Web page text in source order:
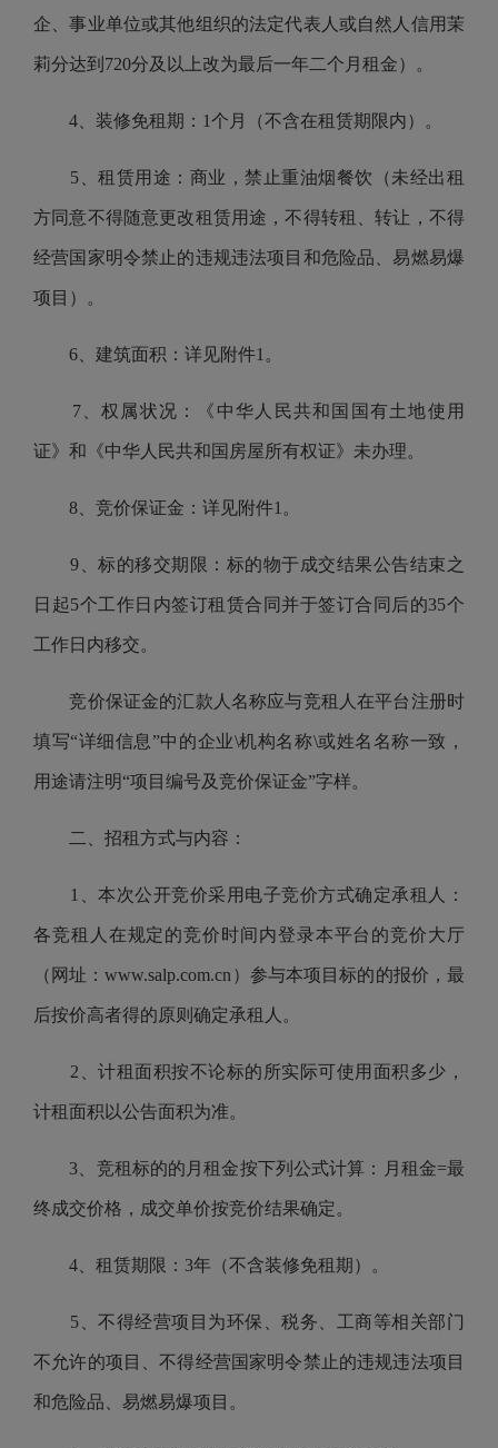
企、事业单位或其他组织的法定代表人或自然人信用茉
莉分达到720分及以上改为最后一年二个月租金）。
4、装修免租期：1个月（不含在租赁期限内）。
5、租赁用途：商业，禁止重油烟餐饮（未经出租
方同意不得随意更改租赁用途，不得转租、转让，不得
经营国家明令禁止的违规违法项目和危险品、易燃易爆
项目）。
6、建筑面积：详见附件1。
7、权属状况：《中华人民共和国国有土地使用
证》和《中华人民共和国房屋所有权证》未办理。
8、竞价保证金：详见附件1。
9、标的移交期限：标的物于成交结果公告结束之
日起5个工作日内签订租赁合同并于签订合同后的35个
工作日内移交。
竞价保证金的汇款人名称应与竞租人在平台注册时
填写“详细信息”中的企业\机构名称\或姓名名称一致，
用途请注明“项目编号及竞价保证金”字样。
二、招租方式与内容：
1、本次公开竞价采用电子竞价方式确定承租人：
各竞租人在规定的竞价时间内登录本平台的竞价大厅
（网址：www.salp.com.cn）参与本项目标的的报价，最
后按价高者得的原则确定承租人。
2、计租面积按不论标的所实际可使用面积多少，
计租面积以公告面积为准。
3、竞租标的的月租金按下列公式计算：月租金=最
终成交价格，成交单价按竞价结果确定。
4、租赁期限：3年（不含装修免租期）。
5、不得经营项目为环保、税务、工商等相关部门
不允许的项目、不得经营国家明令禁止的违规违法项目
和危险品、易燃易爆项目。